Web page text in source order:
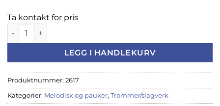
Ta kontakt for pris
Yamaha klokkespill YG-2500 antall
LEGG I HANDLEKURV
Produktnummer: 2617
Kategorier: Melodisk og pauker, Trommer/slagverk